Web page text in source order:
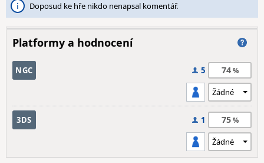
Doposud ke hře nikdo nenapsal komentář.
Platformy a hodnocení
NGC 5 74
3DS 1 75